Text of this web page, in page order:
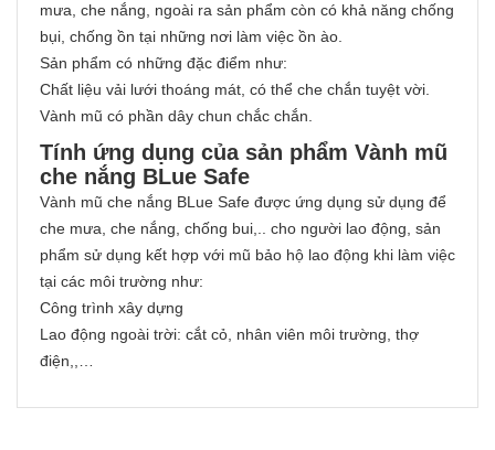
mưa, che nắng, ngoài ra sản phẩm còn có khả năng chống
bụi, chống ồn tại những nơi làm việc ồn ào.
Sản phẩm có những đặc điểm như:
Chất liệu vải lưới thoáng mát, có thể che chắn tuyệt vời.
Vành mũ có phần dây chun chắc chắn.
Tính ứng dụng của sản phẩm Vành mũ
che nắng BLue Safe
Vành mũ che nắng BLue Safe được ứng dụng sử dụng để
che mưa, che nắng, chống bui,.. cho người lao động, sản
phẩm sử dụng kết hợp với mũ bảo hộ lao động khi làm việc
tại các môi trường như:
Công trình xây dựng
Lao động ngoài trời: cắt cỏ, nhân viên môi trường, thợ
điện,,…